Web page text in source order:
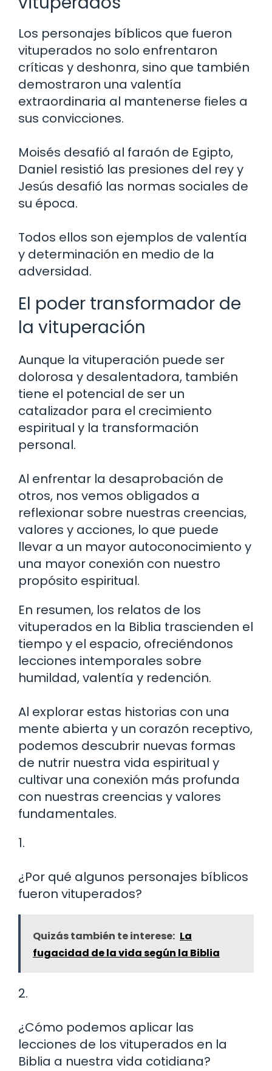
Los personajes bíblicos que fueron
vituperados no solo enfrentaron
críticas y deshonra, sino que también
demostraron una valentía
extraordinaria al mantenerse fieles a
sus convicciones.
Moisés desafió al faraón de Egipto,
Daniel resistió las presiones del rey y
Jesús desafió las normas sociales de
su época.
Todos ellos son ejemplos de valentía
y determinación en medio de la
adversidad.
El poder transformador de
la vituperación
Aunque la vituperación puede ser
dolorosa y desalentadora, también
tiene el potencial de ser un
catalizador para el crecimiento
espiritual y la transformación
personal.
Al enfrentar la desaprobación de
otros, nos vemos obligados a
reflexionar sobre nuestras creencias,
valores y acciones, lo que puede
llevar a un mayor autoconocimiento y
una mayor conexión con nuestro
propósito espiritual.
En resumen, los relatos de los
vituperados en la Biblia trascienden el
tiempo y el espacio, ofreciéndonos
lecciones intemporales sobre
humildad, valentía y redención.
Al explorar estas historias con una
mente abierta y un corazón receptivo,
podemos descubrir nuevas formas
de nutrir nuestra vida espiritual y
cultivar una conexión más profunda
con nuestras creencias y valores
fundamentales.
1.
¿Por qué algunos personajes bíblicos
fueron vituperados?
Quizás también te interese: La
fugacidad de la vida según la Biblia
2.
¿Cómo podemos aplicar las
lecciones de los vituperados en la
Biblia a nuestra vida cotidiana?